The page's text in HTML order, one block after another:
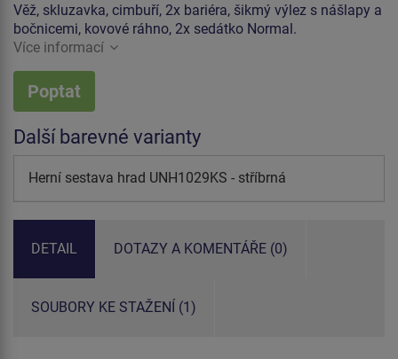
Věž, skluzavka, cimbuří, 2x bariéra, šikmý výlez s nášlapy a
bočnicemi, kovové ráhno, 2x sedátko Normal.
Více informací
Poptat
Další barevné varianty
Herní sestava hrad UNH1029KS - stříbrná
DETAIL DOTAZY A KOMENTÁŘE (0)
SOUBORY KE STAŽENÍ (1)